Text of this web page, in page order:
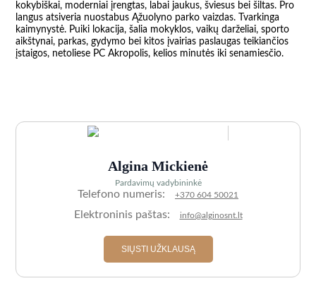
kokybiškai, moderniai įrengtas, labai jaukus, šviesus bei šiltas. Pro
langus atsiveria nuostabus Ąžuolyno parko vaizdas. Tvarkinga
kaimynystė. Puiki lokacija, šalia mokyklos, vaikų darželiai, sporto
aikštynai, parkas, gydymo bei kitos įvairias paslaugas teikiančios
įstaigos, netoliese PC Akropolis, kelios minutės iki senamiesčio.
Algina Mickienė
Pardavimų vadybininkė
Telefono numeris: +370 604 50021
Elektroninis paštas: info@alginosnt.lt
SIŲSTI UŽKLAUSĄ